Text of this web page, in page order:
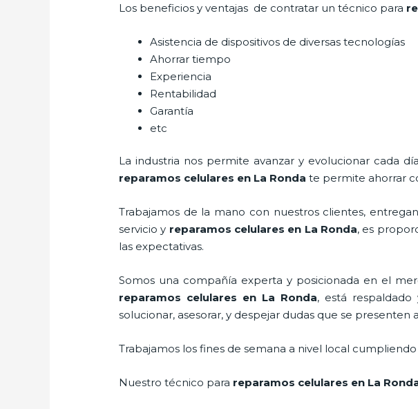
Los beneficios y ventajas de contratar un técnico para
Asistencia de dispositivos de diversas tecnologías
Ahorrar tiempo
Experiencia
Rentabilidad
Garantía
etc
La industria nos permite avanzar y evolucionar cada
reparamos celulares en La Ronda te permite ahorrar
Trabajamos de la mano con nuestros clientes,
servicio y reparamos celulares en La Ronda, es
las expectativas.
Somos una compañía experta y posicionada en el
reparamos celulares en La Ronda, está
solucionar, asesorar, y despejar dudas que se presenten
Trabajamos los fines de semana a nivel local
Nuestro técnico para reparamos celulares en La